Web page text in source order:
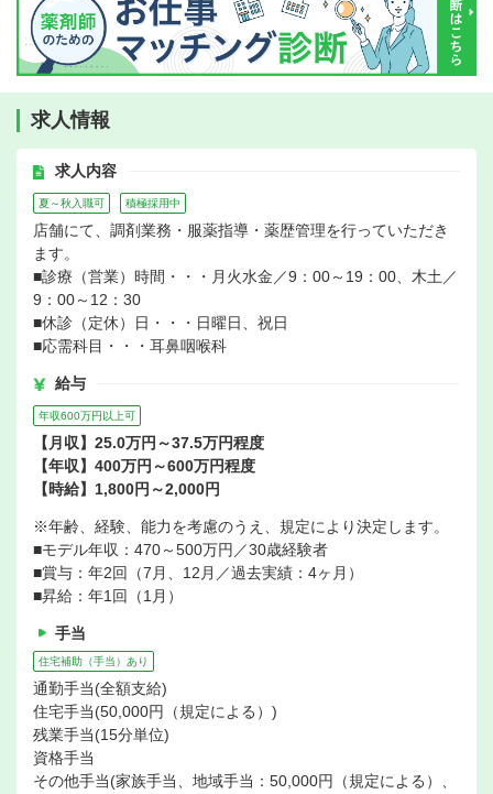
求人情報
求人内容
夏～秋入職可 積極採用中
店舗にて、調剤業務・服薬指導・薬歴管理を行っていただき
ます。
■診療（営業）時間・・・月火水金／9：00～19：00、木土／
9：00～12：30
■休診（定休）日・・・日曜日、祝日
■応需科目・・・耳鼻咽喉科
給与
年収600万円以上可
【月収】25.0万円～37.5万円程度
【年収】400万円～600万円程度
【時給】1,800円～2,000円
※年齢、経験、能力を考慮のうえ、規定により決定します。
■モデル年収：470～500万円／30歳経験者
■賞与：年2回（7月、12月／過去実績：4ヶ月）
■昇給：年1回（1月）
手当
住宅補助（手当）あり
通勤手当(全額支給)
住宅手当(50,000円（規定による）)
残業手当(15分単位)
資格手当
その他手当(家族手当、地域手当：50,000円（規定による）、